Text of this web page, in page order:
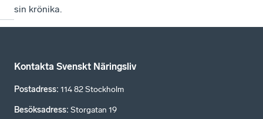
sin krönika.
Kontakta Svenskt Näringsliv
Postadress: 114 82 Stockholm
Besöksadress: Storgatan 19